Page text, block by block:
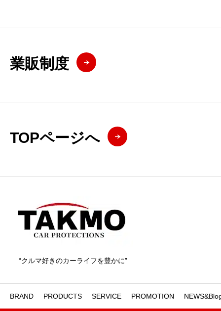
業販制度
TOPページへ
“クルマ好きのカーライフを豊かに”
BRAND PRODUCTS SERVICE PROMOTION